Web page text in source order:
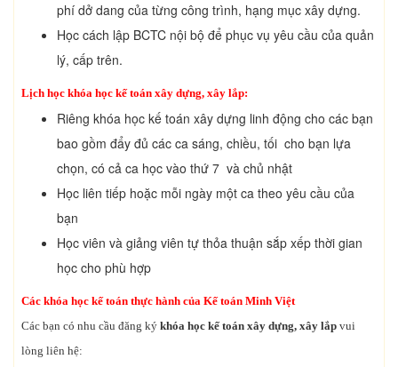
phí dở dang của từng công trình, hạng mục xây dựng.
Học cách lập BCTC nội bộ để phục vụ yêu cầu của quản
lý, cấp trên.
Lịch học khóa học kế toán xây dựng, xây lắp:
Riêng khóa học kế toán xây dựng linh động cho các bạn
bao gồm đẩy đủ các ca sáng, chiều, tối cho bạn lựa
chọn, có cả ca học vào thứ 7 và chủ nhật
Học liên tiếp hoặc mỗi ngày một ca theo yêu cầu của
bạn
Học viên và giảng viên tự thỏa thuận sắp xếp thời gian
học cho phù hợp
Các khóa học kế toán thực hành của Kế toán Minh Việt
Các bạn có nhu cầu đăng ký khóa học kế toán xây dựng, xây lắp vui
lòng liên hệ: